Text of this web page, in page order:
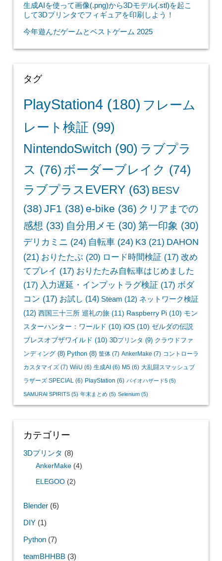
生成AIを使って画像(.png)から3Dモデル(.stl)を起こ
して3Dプリンタでフィギュアを印刷しよう！
今年遊んだゲームとベストゲーム 2025
タグ
PlayStation4(180) フレーム
レート検証 (99)
NintendoSwitch (90) ラブプラ
ス (76) ボーダーブレイク (74)
ラブプラスEVERY(63) BESV
(38) JF1 (38) e-bike (36) クリアまでの
感想 (33) 自分用メモ (30) 第一印象 (30)
デリカミニ (24) 自転車(24) K3(21) DAHON
(21) おりたたぶ (20) ロード時間検証 (17) 改め
てプレイ (17) おりたたみ自転車はじめました
(17) 入力遅延・インプットラグ検証 (17) ボダ
コン (17) お試し (14) Steam (12) ネットワーク検証
(12) 西国三十三所 巡礼の旅(11) Raspberry Pi(10) モン
スターハンター：ワールド (10) iOS(10) ゼルダの伝説
ブレスオブザワイルド (10) 3Dプリンタ (9) クラウドファ
ンディング(8) Python(8) 筐体(7) AnkerMake (7) コントローラ
カスタマイズ(7) WiiU (6) 生成AI (6) M5(6) 大乱闘スマッシュブ
ラザーズ SPECIAL (6) PlayStation (6) バイオハザード5(5)
SAMURAI SPIRITS(5) 年末まとめ(5) Selenium(5)
カテゴリー
3Dプリンタ (8)
AnkerMake(4)
ELEGOO(2)
Blender(6)
DIY(1)
Python(7)
teamBHHBB(3)